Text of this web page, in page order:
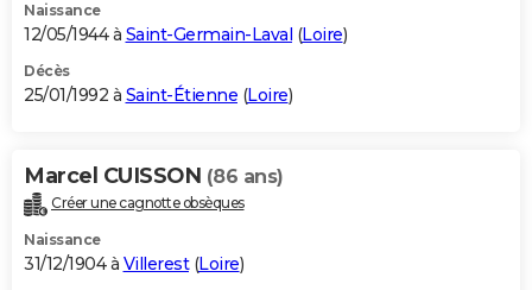
Naissance
12/05/1944 à Saint-Germain-Laval (Loire)
Décès
25/01/1992 à Saint-Étienne (Loire)
Marcel CUISSON (86 ans)
Créer une cagnotte obsèques
Naissance
31/12/1904 à Villerest(Loire)